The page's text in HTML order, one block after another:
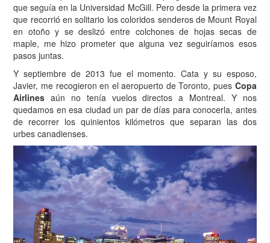
que seguía en la Universidad McGill. Pero desde la primera vez
que recorrió en solitario los coloridos senderos de Mount Royal
en otoño y se deslizó entre colchones de hojas secas de
maple, me hizo prometer que alguna vez seguiríamos esos
pasos juntas.
Y septiembre de 2013 fue el momento. Cata y su esposo,
Javier, me recogieron en el aeropuerto de Toronto, pues Copa
Airlines aún no tenía vuelos directos a Montreal. Y nos
quedamos en esa ciudad un par de días para conocerla, antes
de recorrer los quinientos kilómetros que separan las dos
urbes canadienses.